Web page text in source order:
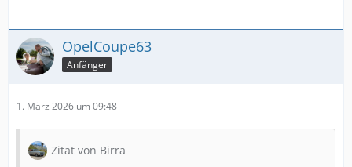
OpelCoupe63
Anfänger
1. März 2026 um 09:48
Zitat von Birra